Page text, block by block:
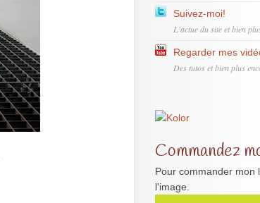
Suivez-moi!
L'actue du site et bien
Regarder mes
Des tutos et bien plus
Commandez
Pour commander mon
l'image.